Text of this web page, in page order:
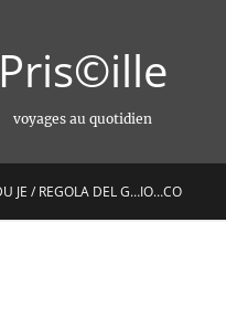
Pris©ille
voyages au quotidien
JE / REGOLA DEL G…IO…CO